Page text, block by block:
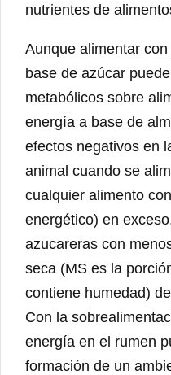
nutrientes de
Aunque alimentar
base de azúcar
metabólicos sobre
energía a base de
efectos negativos en
animal cuando se
cualquier alimento
energético) en
azucareras con
seca (MS es la
contiene humedad)
Con la
energía en el rumen
formación de un